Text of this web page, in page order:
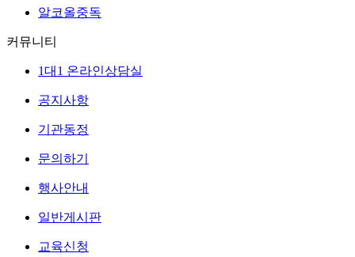
알코올중독
커뮤니티
1대1 온라인상담실
공지사항
기관동정
문의하기
행사안내
일반게시판
교육신청